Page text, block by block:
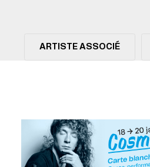
ARTISTE ASSOCIÉ